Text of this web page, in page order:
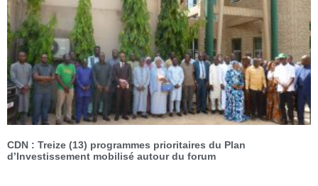
CDN : Treize (13) programmes prioritaires du Plan
d’Investissement mobilisé autour du forum